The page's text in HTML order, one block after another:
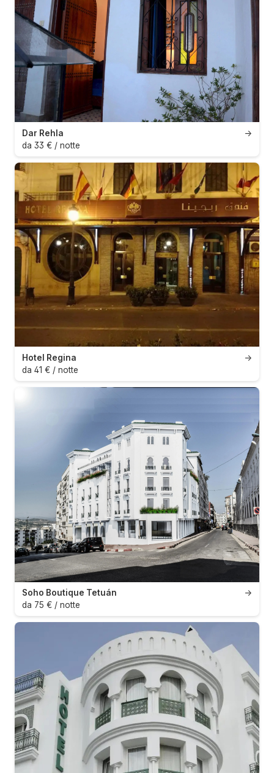
→
Dar Rehla
da 33 € / notte
→
Hotel Regina
da 41 € / notte
→
Soho Boutique Tetuán
da 75 € / notte